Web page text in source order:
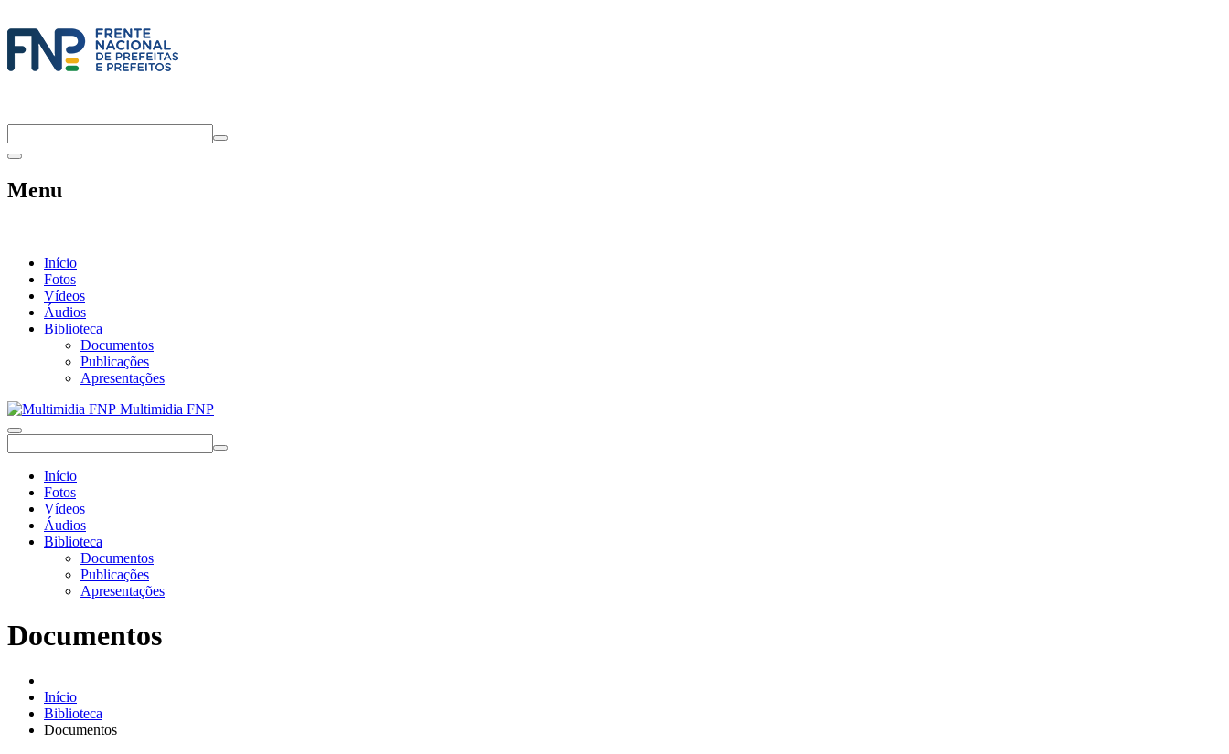
Menu
Início
Fotos
Vídeos
Áudios
Biblioteca
Documentos
Publicações
Apresentações
Multimidia FNP
Início
Fotos
Vídeos
Áudios
Biblioteca
Documentos
Publicações
Apresentações
Documentos
Início
Biblioteca
Documentos